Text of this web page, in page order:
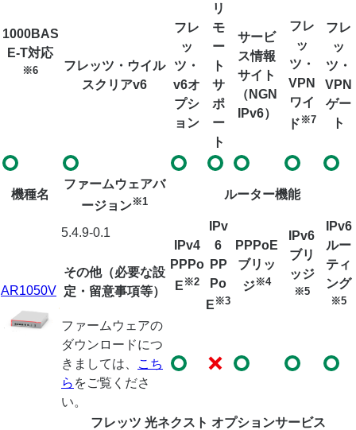
1000BAS
E-T対応
※6
フレッツ・ウイル
スクリアv6
フレ
ッ
ツ・
v6オ
プシ
ョン
リ
モ
ー
ト
サ
ポ
ー
ト
サービ
ス情報
サイト
（NGN
IPv6）
フレ
ッ
ツ・
VPN
ワイ
ド ※7
フレ
ッ
ツ・
VPN
ゲー
ト
機種名
ファームウェアバ
ージョン※1
ルーター機能
AR1050V
5.4.9-0.1
IPv4
PPPo
E ※2
IPv
6
PP
Po
E ※3
PPPoE
ブリッ
ジ※4
IPv6
ブリ
ッジ
※5
IPv6
ルー
ティ
ング
※5
その他（必要な設
定・留意事項等）
ファームウェアの
ダウンロードにつ
きましては、
こち
ら をご覧くださ
い。
フレッツ 光ネクスト オプションサービス